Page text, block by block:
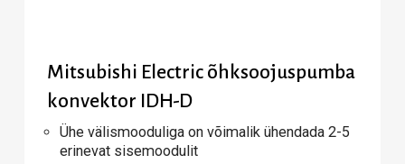
Mitsubishi Electric õhksoojuspumba
konvektor IDH-D
Ühe välismooduliga on võimalik ühendada 2-5
erinevat sisemoodulit